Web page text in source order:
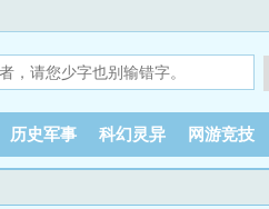
历史军事 科幻灵异 网游竞技